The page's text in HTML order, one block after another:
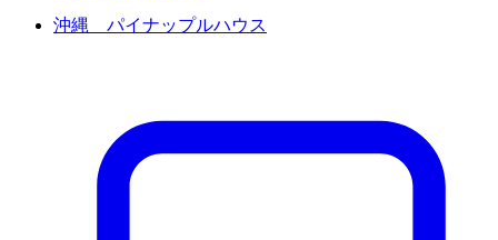
沖縄 パイナップルハウス